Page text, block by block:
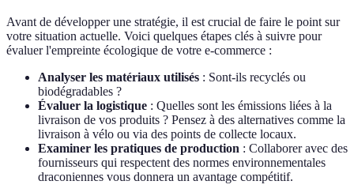
Avant de développer une stratégie, il est crucial de faire le point sur
votre situation actuelle. Voici quelques étapes clés à suivre pour
évaluer l'empreinte écologique de votre e-commerce :
Analyser les matériaux utilisés : Sont-ils recyclés ou
biodégradables ?
Évaluer la logistique : Quelles sont les émissions liées à la
livraison de vos produits ? Pensez à des alternatives comme la
livraison à vélo ou via des points de collecte locaux.
Examiner les pratiques de production : Collaborer avec des
fournisseurs qui respectent des normes environnementales
draconiennes vous donnera un avantage compétitif.